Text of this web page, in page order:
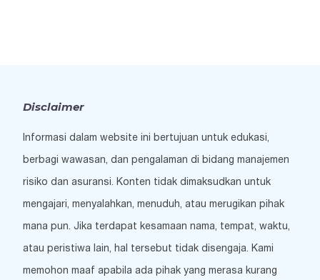
Disclaimer
Informasi dalam website ini bertujuan untuk edukasi,
berbagi wawasan, dan pengalaman di bidang manajemen
risiko dan asuransi. Konten tidak dimaksudkan untuk
mengajari, menyalahkan, menuduh, atau merugikan pihak
mana pun. Jika terdapat kesamaan nama, tempat, waktu,
atau peristiwa lain, hal tersebut tidak disengaja. Kami
memohon maaf apabila ada pihak yang merasa kurang